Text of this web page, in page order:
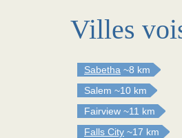
Villes
Sabetha ~8 km
Salem ~10 km
Fairview ~11 km
Falls City ~17 km